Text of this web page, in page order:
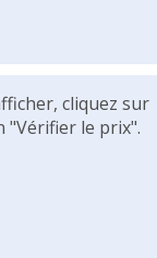
cliquez sur
"Vérifier le prix".